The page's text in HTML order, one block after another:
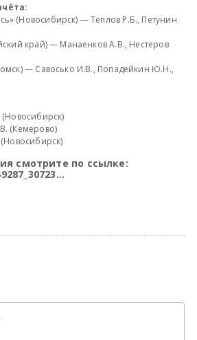
(Новосибирск) — Теплов Р.Б., Петунин
край) — Манаенков А.В., Нестеров
— Савосько И.В., Попадейкин Ю.Н.,
(Кемерово)
смотрите по ссылке: